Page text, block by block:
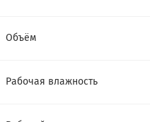
Объём
Рабочая влажность